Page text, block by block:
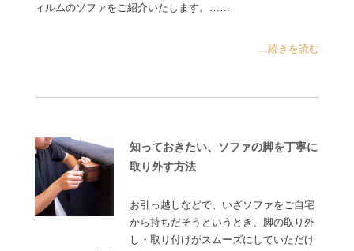
ィルムのソファをご紹介いたします。……
...続きを読む
知っておきたい、ソファの脚を丁寧に
取り外す方法
お引っ越しなどで、いざソファをご自宅
から持ちだそうというとき、脚の取り外
し・取り付けがスムーズにしていただけ